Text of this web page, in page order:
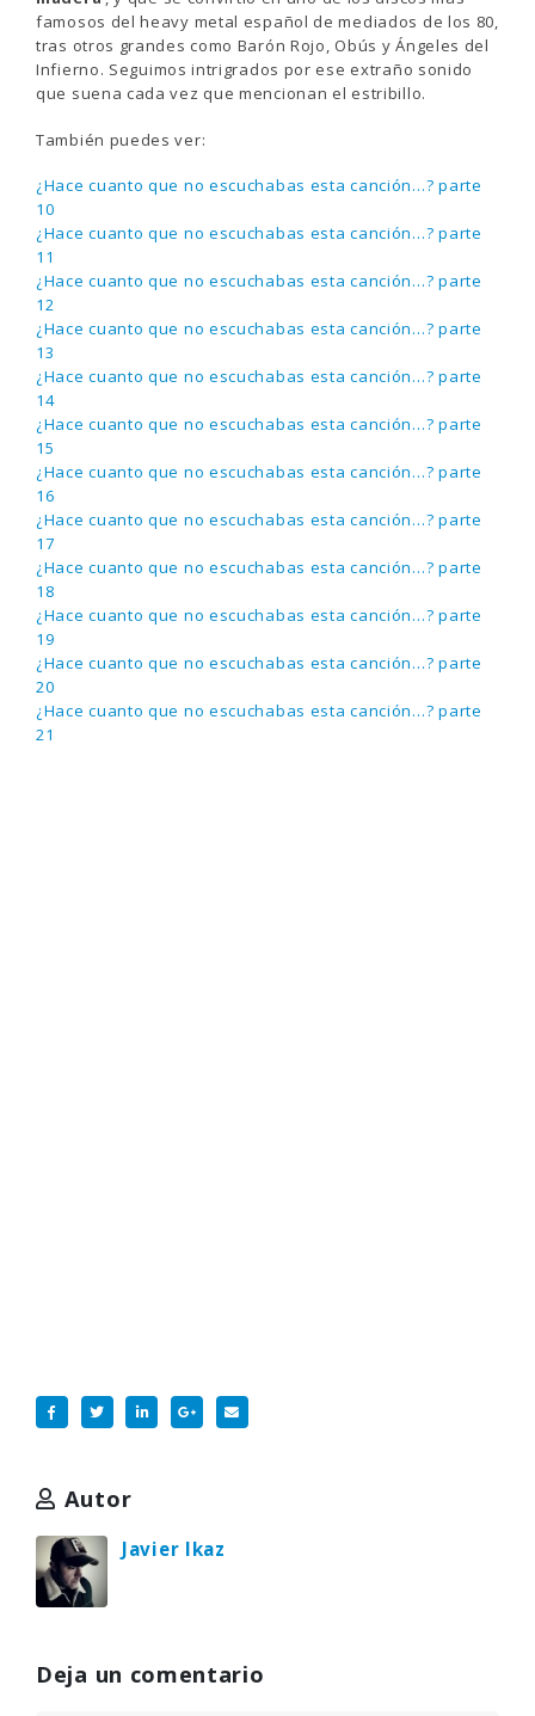
famosos del heavy metal español de mediados de los 80,
tras otros grandes como Barón Rojo, Obús y Ángeles del
Infierno. Seguimos intrigrados por ese extraño sonido
que suena cada vez que mencionan el estribillo.
También puedes ver:
¿Hace cuanto que no escuchabas esta canción…? parte
10
¿Hace cuanto que no escuchabas esta canción…? parte
11
¿Hace cuanto que no escuchabas esta canción…? parte
12
¿Hace cuanto que no escuchabas esta canción…? parte
13
¿Hace cuanto que no escuchabas esta canción…? parte
14
¿Hace cuanto que no escuchabas esta canción…? parte
15
¿Hace cuanto que no escuchabas esta canción…? parte
16
¿Hace cuanto que no escuchabas esta canción…? parte
17
¿Hace cuanto que no escuchabas esta canción…? parte
18
¿Hace cuanto que no escuchabas esta canción…? parte
19
¿Hace cuanto que no escuchabas esta canción…? parte
20
¿Hace cuanto que no escuchabas esta canción…? parte
21
Autor
Javier Ikaz
Deja un comentario